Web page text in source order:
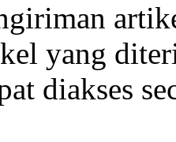
yang
diakses